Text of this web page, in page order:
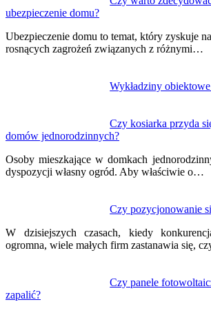
ubezpieczenie domu?
Ubezpieczenie domu to temat, który zyskuje
rosnących zagrożeń związanych z różnymi…
Wykładziny
Czy kosiarka przyda
domów jednorodzinnych?
Osoby mieszkające w domkach
dyspozycji własny ogród. Aby właściwie o…
Czy pozycjonowanie
W dzisiejszych czasach, kiedy
ogromna, wiele małych firm zastanawia się,
Czy panele
zapalić?
wpisu